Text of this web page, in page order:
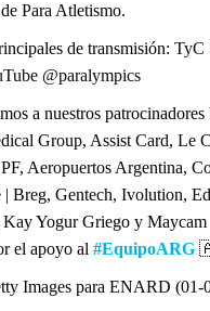
Para Atletismo.
de transmisión: TyC
@paralympics
a nuestros patrocinadores
Group, Assist Card, Le
Aeropuertos Argentina,
Breg, Gentech, Ivolution,
Yogur Griego y Maycam
el apoyo al #EquipoARG
Images para ENARD (01-